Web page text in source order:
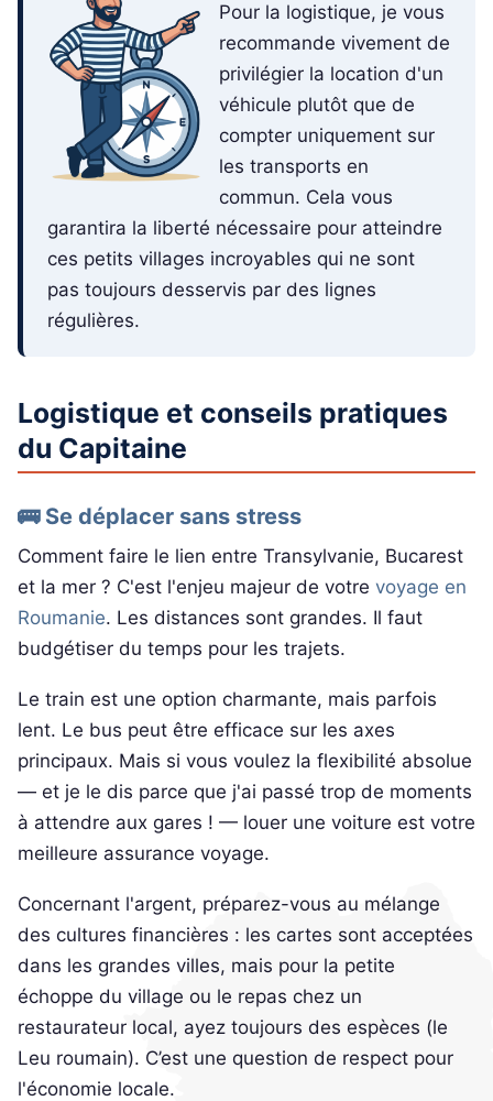
Pour la logistique, je vous
recommande vivement de
privilégier la location d'un
véhicule plutôt que de
compter uniquement sur
les transports en
commun. Cela vous
garantira la liberté nécessaire pour atteindre
ces petits villages incroyables qui ne sont
pas toujours desservis par des lignes
régulières.
Logistique et conseils pratiques
du Capitaine
🚌 Se déplacer sans stress
Comment faire le lien entre Transylvanie, Bucarest
et la mer ? C'est l'enjeu majeur de votre voyage en
Roumanie. Les distances sont grandes. Il faut
budgétiser du temps pour les trajets.
Le train est une option charmante, mais parfois
lent. Le bus peut être efficace sur les axes
principaux. Mais si vous voulez la flexibilité absolue
— et je le dis parce que j'ai passé trop de moments
à attendre aux gares ! — louer une voiture est votre
meilleure assurance voyage.
Concernant l'argent, préparez-vous au mélange
des cultures financières : les cartes sont acceptées
dans les grandes villes, mais pour la petite
échoppe du village ou le repas chez un
restaurateur local, ayez toujours des espèces (le
Leu roumain). C’est une question de respect pour
l'économie locale.